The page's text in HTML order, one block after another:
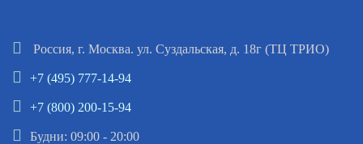
Россия, г. Москва. ул. Суздальская, д. 18г (ТЦ ТРИО)
+7 (495) 777-14-94
+7 (800) 200-15-94
Будни: 09:00 - 20:00